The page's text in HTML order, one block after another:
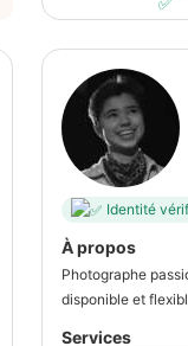
Identité
À propos
Photographe
disponible et
Services